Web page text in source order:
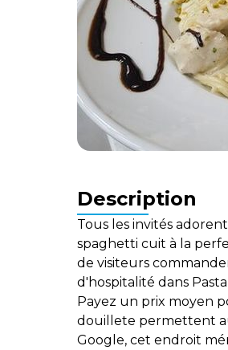
Description
Tous les invités
spaghetti cuit à la
de visiteurs
d'hospitalité dans
Payez un prix moyen
douillete permettent
Google, cet endroit